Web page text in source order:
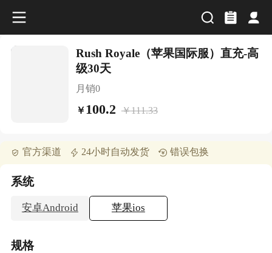
Rush Royale（苹果国际服）直充-高
级30天
月销0
￥100.2 ￥111.33
官方渠道 24小时自动发货 错误包换
系统
安卓Android 苹果ios
规格